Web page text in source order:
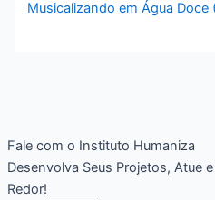
Musicalizando em Água Doce
Fale com o Instituto Humaniza
Desenvolva Seus Projetos, Atue
Redor!